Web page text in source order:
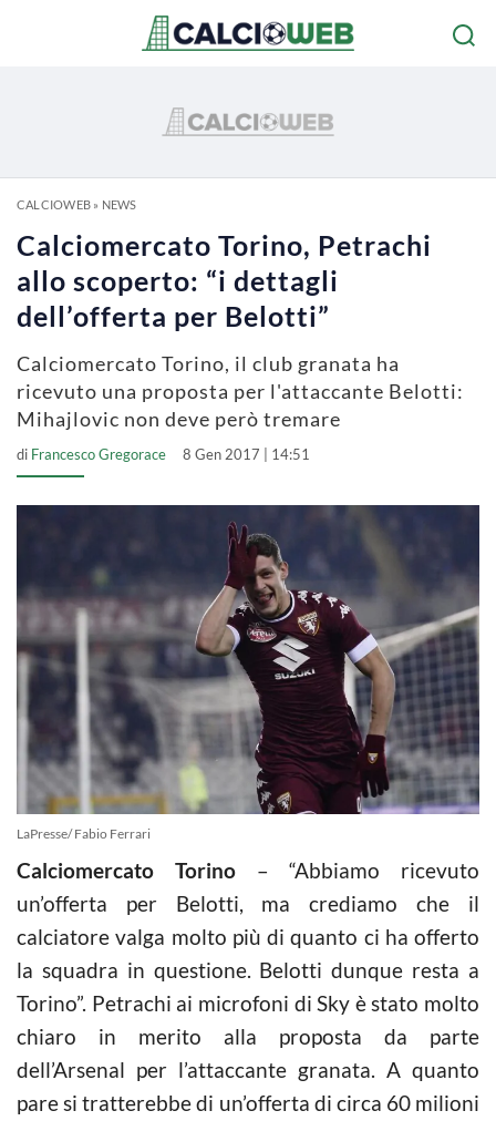
CALCIOWEB» NEWS
Calciomercato Torino, Petrachi
allo scoperto: “i dettagli
dell’offerta per Belotti”
Calciomercato Torino, il club granata ha
ricevuto una proposta per l'attaccante Belotti:
Mihajlovic non deve però tremare
di Francesco Gregorace 8 Gen 2017 | 14:51
LaPresse/ Fabio Ferrari
Calciomercato Torino– “Abbiamo ricevuto
un’offerta per Belotti, ma crediamo che il
calciatore valga molto più di quanto ci ha offerto
la squadra in questione. Belotti dunque resta a
Torino”. Petrachi ai microfoni di Sky è stato molto
chiaro in merito alla proposta da parte
dell’Arsenal per l’attaccante granata. A quanto
pare si tratterebbe di un’offerta di circa 60 milioni